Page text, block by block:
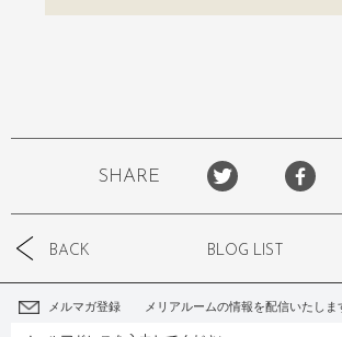
SHARE
BACK BLOG LIST
メルマガ登録 メリアルームの情報を配信いたしま